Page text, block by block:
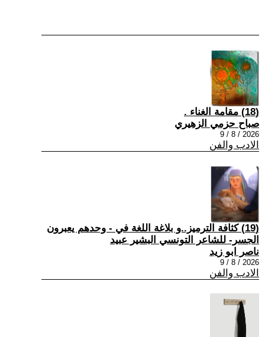
(18) مقامة الغناء .
صباح حزمي الزهيري
2026 / 8 / 9
الادب والفن
(19) كثافة الترميز..و بلاغة اللغة في - وحدهم يعبرون
الجسر- للشاعر التونسي البشير عبيد
ناصر ابو زيد
2026 / 8 / 9
الادب والفن